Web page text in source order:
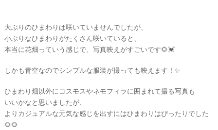
大ぶりのひまわりは咲いていませんでしたが、
小ぶりなひまわりがたくさん咲いていると、
本当に花畑っていう感じで、写真映えがすごいです🌻💓
しかも青空なのでシンプルな服装が撮っても映えます！✨
ひまわり畑以外にコスモスやネモフィラに囲まれて撮る写真も
いいかなと思いましたが、
よりカジュアルな元気な感じを出すにはひまわりはぴったりでした
🌻🌻